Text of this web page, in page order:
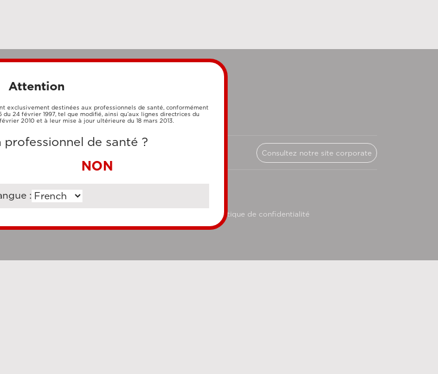
VIREMENT
BANCAIRE
Consultez notre site corporate
Politique de confidentialité
Attention
exclusivement destinées aux professionnels de santé, conformément
24 février 1997, tel que modifié, ainsi qu’aux lignes directrices du
2010 et à leur mise à jour ultérieure du 18 mars 2013.
professionnel de santé ?
NON
: